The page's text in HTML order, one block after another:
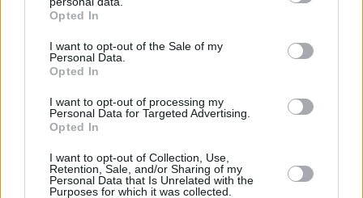
grant or deny consent to Google and its third-party tags to
use your data for below specified purposes in below Google
consent section.
Opted In
I want to opt-out of the Sale of my
Personal Data.
Opted In
I want to opt-out of processing my
Personal Data for Targeted Advertising.
Opted In
I want to opt-out of Collection, Use,
Retention, Sale, and/or Sharing of my
Personal Data that Is Unrelated with the
Purposes for which it was collected.
εμένα μου χε τύχει παλιά παρόμοιο περιστατικό αλλά
την είδαν έτρεχαν σαν λαγοί
ΑΠΑΝΤΗΣΗ
Ευπαθεις ρομα πεινασμενοι που δεχονται ρατσισμο
απο κακους φασιστες θα ητανε -Τωρα που η κυρα-
Θεανω θα τους φροντισει με παραπανω